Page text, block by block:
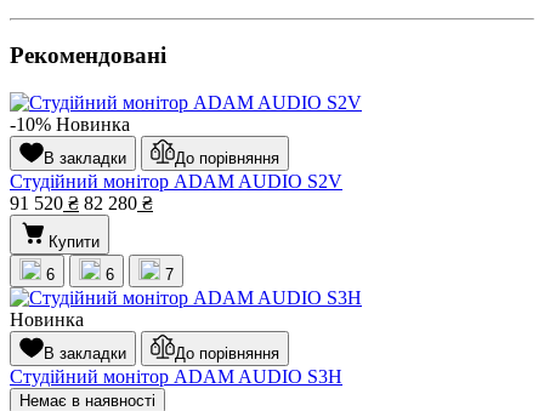
Рекомендовані
-10% Новинка
В закладки До порівняння
Студійний монітор ADAM AUDIO S2V
91 520 ₴ 82 280 ₴
Купити
6
6 7
Новинка
В закладки До порівняння
Студійний монітор ADAM AUDIO S3H
Немає в наявності